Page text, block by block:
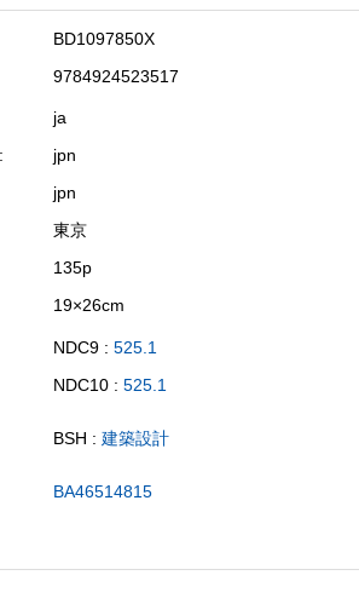
BD1097850X
9784924523517
ja
jpn
jpn
東京
135p
19×26cm
NDC9 : 525.1
NDC10 : 525.1
BSH : 建築設計
BA46514815